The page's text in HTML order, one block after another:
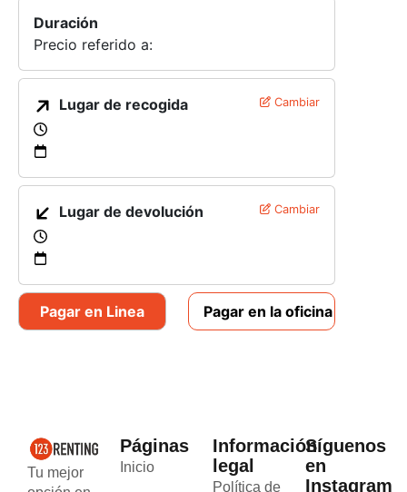
Duración
Precio referido a:
Lugar de recogida Cambiar
Lugar de devolución Cambiar
Pagar en Linea Pagar en la oficina
Tu mejor
Páginas
Inicio
Información
legal
Política de
Síguenos
en
Instagram